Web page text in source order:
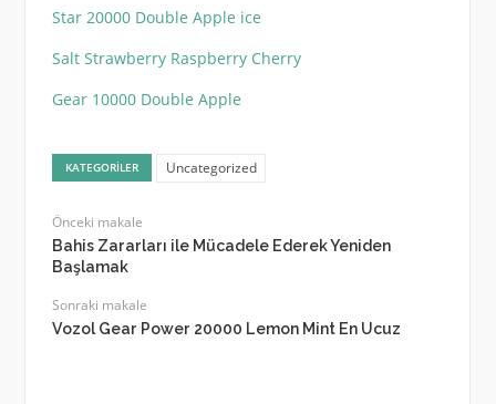
Star 20000 Double Apple ice
Salt Strawberry Raspberry Cherry
Gear 10000 Double Apple
KATEGORILER Uncategorized
Önceki makale
Bahis Zararları ile Mücadele Ederek Yeniden
Başlamak
Sonraki makale
Vozol Gear Power 20000 Lemon Mint En Ucuz